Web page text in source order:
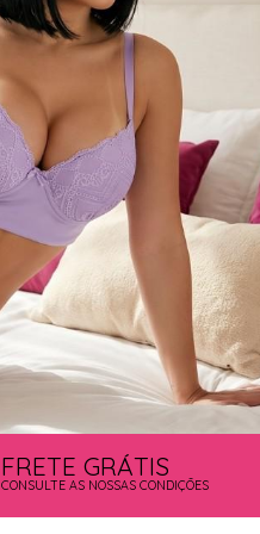
FRETE GRÁTIS
CONSULTE AS NOSSAS CONDIÇÕES